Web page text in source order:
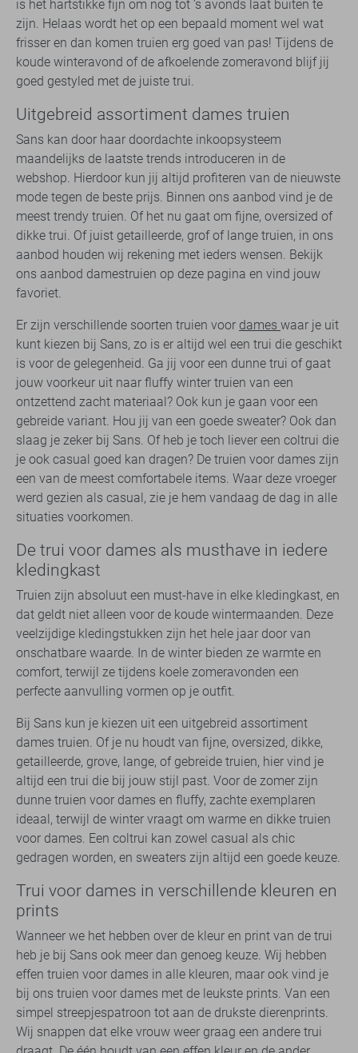
is het hartstikke fijn om nog tot ’s avonds laat buiten te
zijn. Helaas wordt het op een bepaald moment wel wat
frisser en dan komen truien erg goed van pas! Tijdens de
koude winteravond of de afkoelende zomeravond blijf jij
goed gestyled met de juiste trui.
Uitgebreid assortiment dames truien
Sans kan door haar doordachte inkoopsysteem
maandelijks de laatste trends introduceren in de
webshop. Hierdoor kun jij altijd profiteren van de nieuwste
mode tegen de beste prijs. Binnen ons aanbod vind je de
meest trendy truien. Of het nu gaat om fijne, oversized of
dikke trui. Of juist getailleerde, grof of lange truien, in ons
aanbod houden wij rekening met ieders wensen. Bekijk
ons aanbod damestruien op deze pagina en vind jouw
favoriet.
Er zijn verschillende soorten truien voor dames waar je uit
kunt kiezen bij Sans, zo is er altijd wel een trui die geschikt
is voor de gelegenheid. Ga jij voor een dunne trui of gaat
jouw voorkeur uit naar fluffy winter truien van een
ontzettend zacht materiaal? Ook kun je gaan voor een
gebreide variant. Hou jij van een goede sweater? Ook dan
slaag je zeker bij Sans. Of heb je toch liever een coltrui die
je ook casual goed kan dragen? De truien voor dames zijn
een van de meest comfortabele items. Waar deze vroeger
werd gezien als casual, zie je hem vandaag de dag in alle
situaties voorkomen.
De trui voor dames als musthave in iedere
kledingkast
Truien zijn absoluut een must-have in elke kledingkast, en
dat geldt niet alleen voor de koude wintermaanden. Deze
veelzijdige kledingstukken zijn het hele jaar door van
onschatbare waarde. In de winter bieden ze warmte en
comfort, terwijl ze tijdens koele zomeravonden een
perfecte aanvulling vormen op je outfit.
Bij Sans kun je kiezen uit een uitgebreid assortiment
dames truien. Of je nu houdt van fijne, oversized, dikke,
getailleerde, grove, lange, of gebreide truien, hier vind je
altijd een trui die bij jouw stijl past. Voor de zomer zijn
dunne truien voor dames en fluffy, zachte exemplaren
ideaal, terwijl de winter vraagt om warme en dikke truien
voor dames. Een coltrui kan zowel casual als chic
gedragen worden, en sweaters zijn altijd een goede keuze.
Trui voor dames in verschillende kleuren en
prints
Wanneer we het hebben over de kleur en print van de trui
heb je bij Sans ook meer dan genoeg keuze. Wij hebben
effen truien voor dames in alle kleuren, maar ook vind je
bij ons truien voor dames met de leukste prints. Van een
simpel streepjespatroon tot aan de drukste dierenprints.
Wij snappen dat elke vrouw weer graag een andere trui